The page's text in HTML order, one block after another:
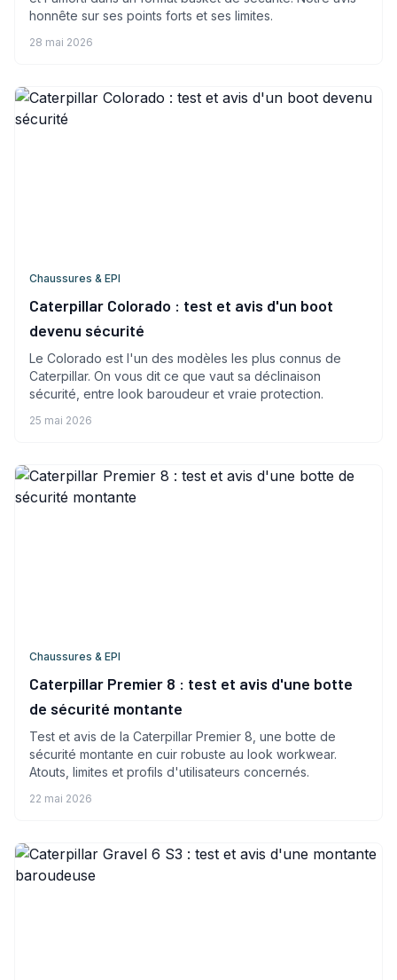
honnête sur ses points forts et ses limites.
28 mai 2026
Chaussures & EPI
Caterpillar Colorado : test et avis d'un boot
devenu sécurité
Le Colorado est l'un des modèles les plus connus de
Caterpillar. On vous dit ce que vaut sa déclinaison
sécurité, entre look baroudeur et vraie protection.
25 mai 2026
Chaussures & EPI
Caterpillar Premier 8 : test et avis d'une botte
de sécurité montante
Test et avis de la Caterpillar Premier 8, une botte de
sécurité montante en cuir robuste au look workwear.
Atouts, limites et profils d'utilisateurs concernés.
22 mai 2026